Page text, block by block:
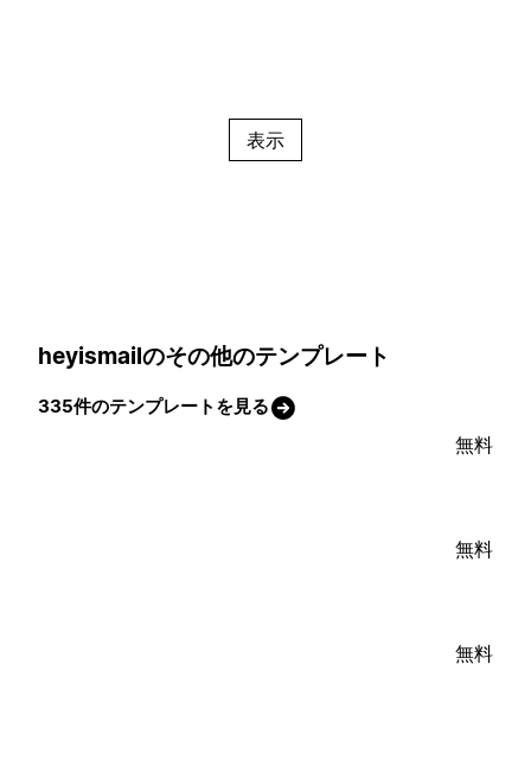
表示
heyismailのその他のテンプレート
335件のテンプレートを見る
無料
無料
無料